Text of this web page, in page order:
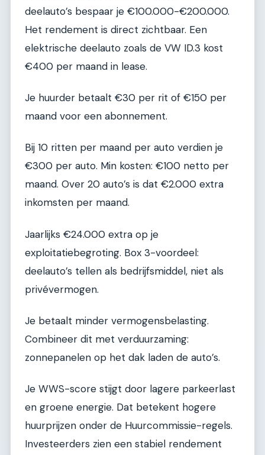
deelauto’s bespaar je €100.000-€200.000.
Het rendement is direct zichtbaar. Een
elektrische deelauto zoals de VW ID.3 kost
€400 per maand in lease.
Je huurder betaalt €30 per rit of €150 per
maand voor een abonnement.
Bij 10 ritten per maand per auto verdien je
€300 per auto. Min kosten: €100 netto per
maand. Over 20 auto’s is dat €2.000 extra
inkomsten per maand.
Jaarlijks €24.000 extra op je
exploitatiebegroting. Box 3-voordeel:
deelauto’s tellen als bedrijfsmiddel, niet als
privévermogen.
Je betaalt minder vermogensbelasting.
Combineer dit met verduurzaming:
zonnepanelen op het dak laden de auto’s.
Je WWS-score stijgt door lagere parkeerlast
en groene energie. Dat betekent hogere
huurprijzen onder de Huurcommissie-regels.
Investeerders zien een stabiel rendement